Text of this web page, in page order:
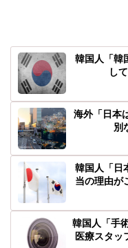
韓国人「韓
し
海外「日本
別
韓国人「日
当の理由
韓国人「手
医療スタッ